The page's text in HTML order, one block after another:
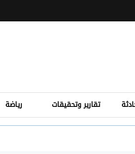
تقارير وتحقيقات رياضة